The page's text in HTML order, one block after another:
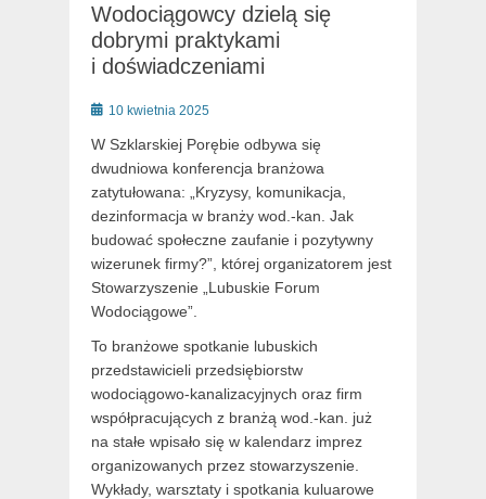
Wodociągowcy dzielą się
dobrymi praktykami
i doświadczeniami
Posted10 kwietnia 2025
W Szklarskiej Porębie odbywa się
dwudniowa konferencja branżowa
zatytułowana: „Kryzysy, komunikacja,
dezinformacja w branży wod.-kan. Jak
budować społeczne zaufanie i pozytywny
wizerunek firmy?”, której organizatorem jest
Stowarzyszenie „Lubuskie Forum
Wodociągowe”.
To branżowe spotkanie lubuskich
przedstawicieli przedsiębiorstw
wodociągowo-kanalizacyjnych oraz firm
współpracujących z branżą wod.-kan. już
na stałe wpisało się w kalendarz imprez
organizowanych przez stowarzyszenie.
Wykłady, warsztaty i spotkania kuluarowe